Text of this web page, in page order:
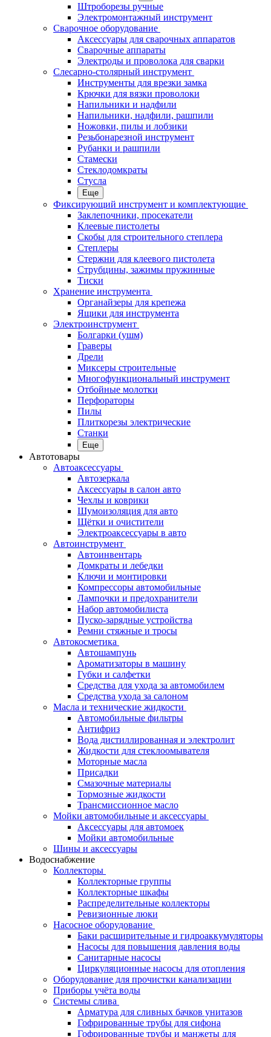
Штроборезы ручные
Электромонтажный инструмент
Сварочное оборудование
Аксессуары для сварочных аппаратов
Сварочные аппараты
Электроды и проволока для сварки
Слесарно-столярный инструмент
Инструменты для врезки замка
Крючки для вязки проволоки
Напильники и надфили
Напильники, надфили, рашпили
Ножовки, пилы и лобзики
Резьбонарезной инструмент
Рубанки и рашпили
Стамески
Стеклодомкраты
Стусла
Еще
Фиксирующий инструмент и комплектующие
Заклепочники, просекатели
Клеевые пистолеты
Скобы для строительного степлера
Степлеры
Стержни для клеевого пистолета
Струбцины, зажимы пружинные
Тиски
Хранение инструмента
Органайзеры для крепежа
Ящики для инструмента
Электроинструмент
Болгарки (ушм)
Граверы
Дрели
Миксеры строительные
Многофункциональный инструмент
Отбойные молотки
Перфораторы
Пилы
Плиткорезы электрические
Станки
Еще
Автотовары
Автоаксессуары
Автозеркала
Аксессуары в салон авто
Чехлы и коврики
Шумоизоляция для авто
Щётки и очистители
Электроаксессуары в авто
Автоинструмент
Автоинвентарь
Домкраты и лебедки
Ключи и монтировки
Компрессоры автомобильные
Лампочки и предохранители
Набор автомобилиста
Пуско-зарядные устройства
Ремни стяжные и тросы
Автокосметика
Автошампунь
Ароматизаторы в машину
Губки и салфетки
Средства для ухода за автомобилем
Средства ухода за салоном
Масла и технические жидкости
Автомобильные фильтры
Антифриз
Вода дистиллированная и электролит
Жидкости для стеклоомывателя
Моторные масла
Присадки
Смазочные материалы
Тормозные жидкости
Трансмиссионное масло
Мойки автомобильные и аксессуары
Аксессуары для автомоек
Мойки автомобильные
Шины и аксессуары
Водоснабжение
Коллекторы
Коллекторные группы
Коллекторные шкафы
Распределительные коллекторы
Ревизионные люки
Насосное оборудование
Баки расширительные и гидроаккумуляторы
Насосы для повышения давления воды
Санитарные насосы
Циркуляционные насосы для отопления
Оборудование для прочистки канализации
Приборы учёта воды
Системы слива
Арматура для сливных бачков унитазов
Гофрированные трубы для сифона
Гофрированные трубы и манжеты для